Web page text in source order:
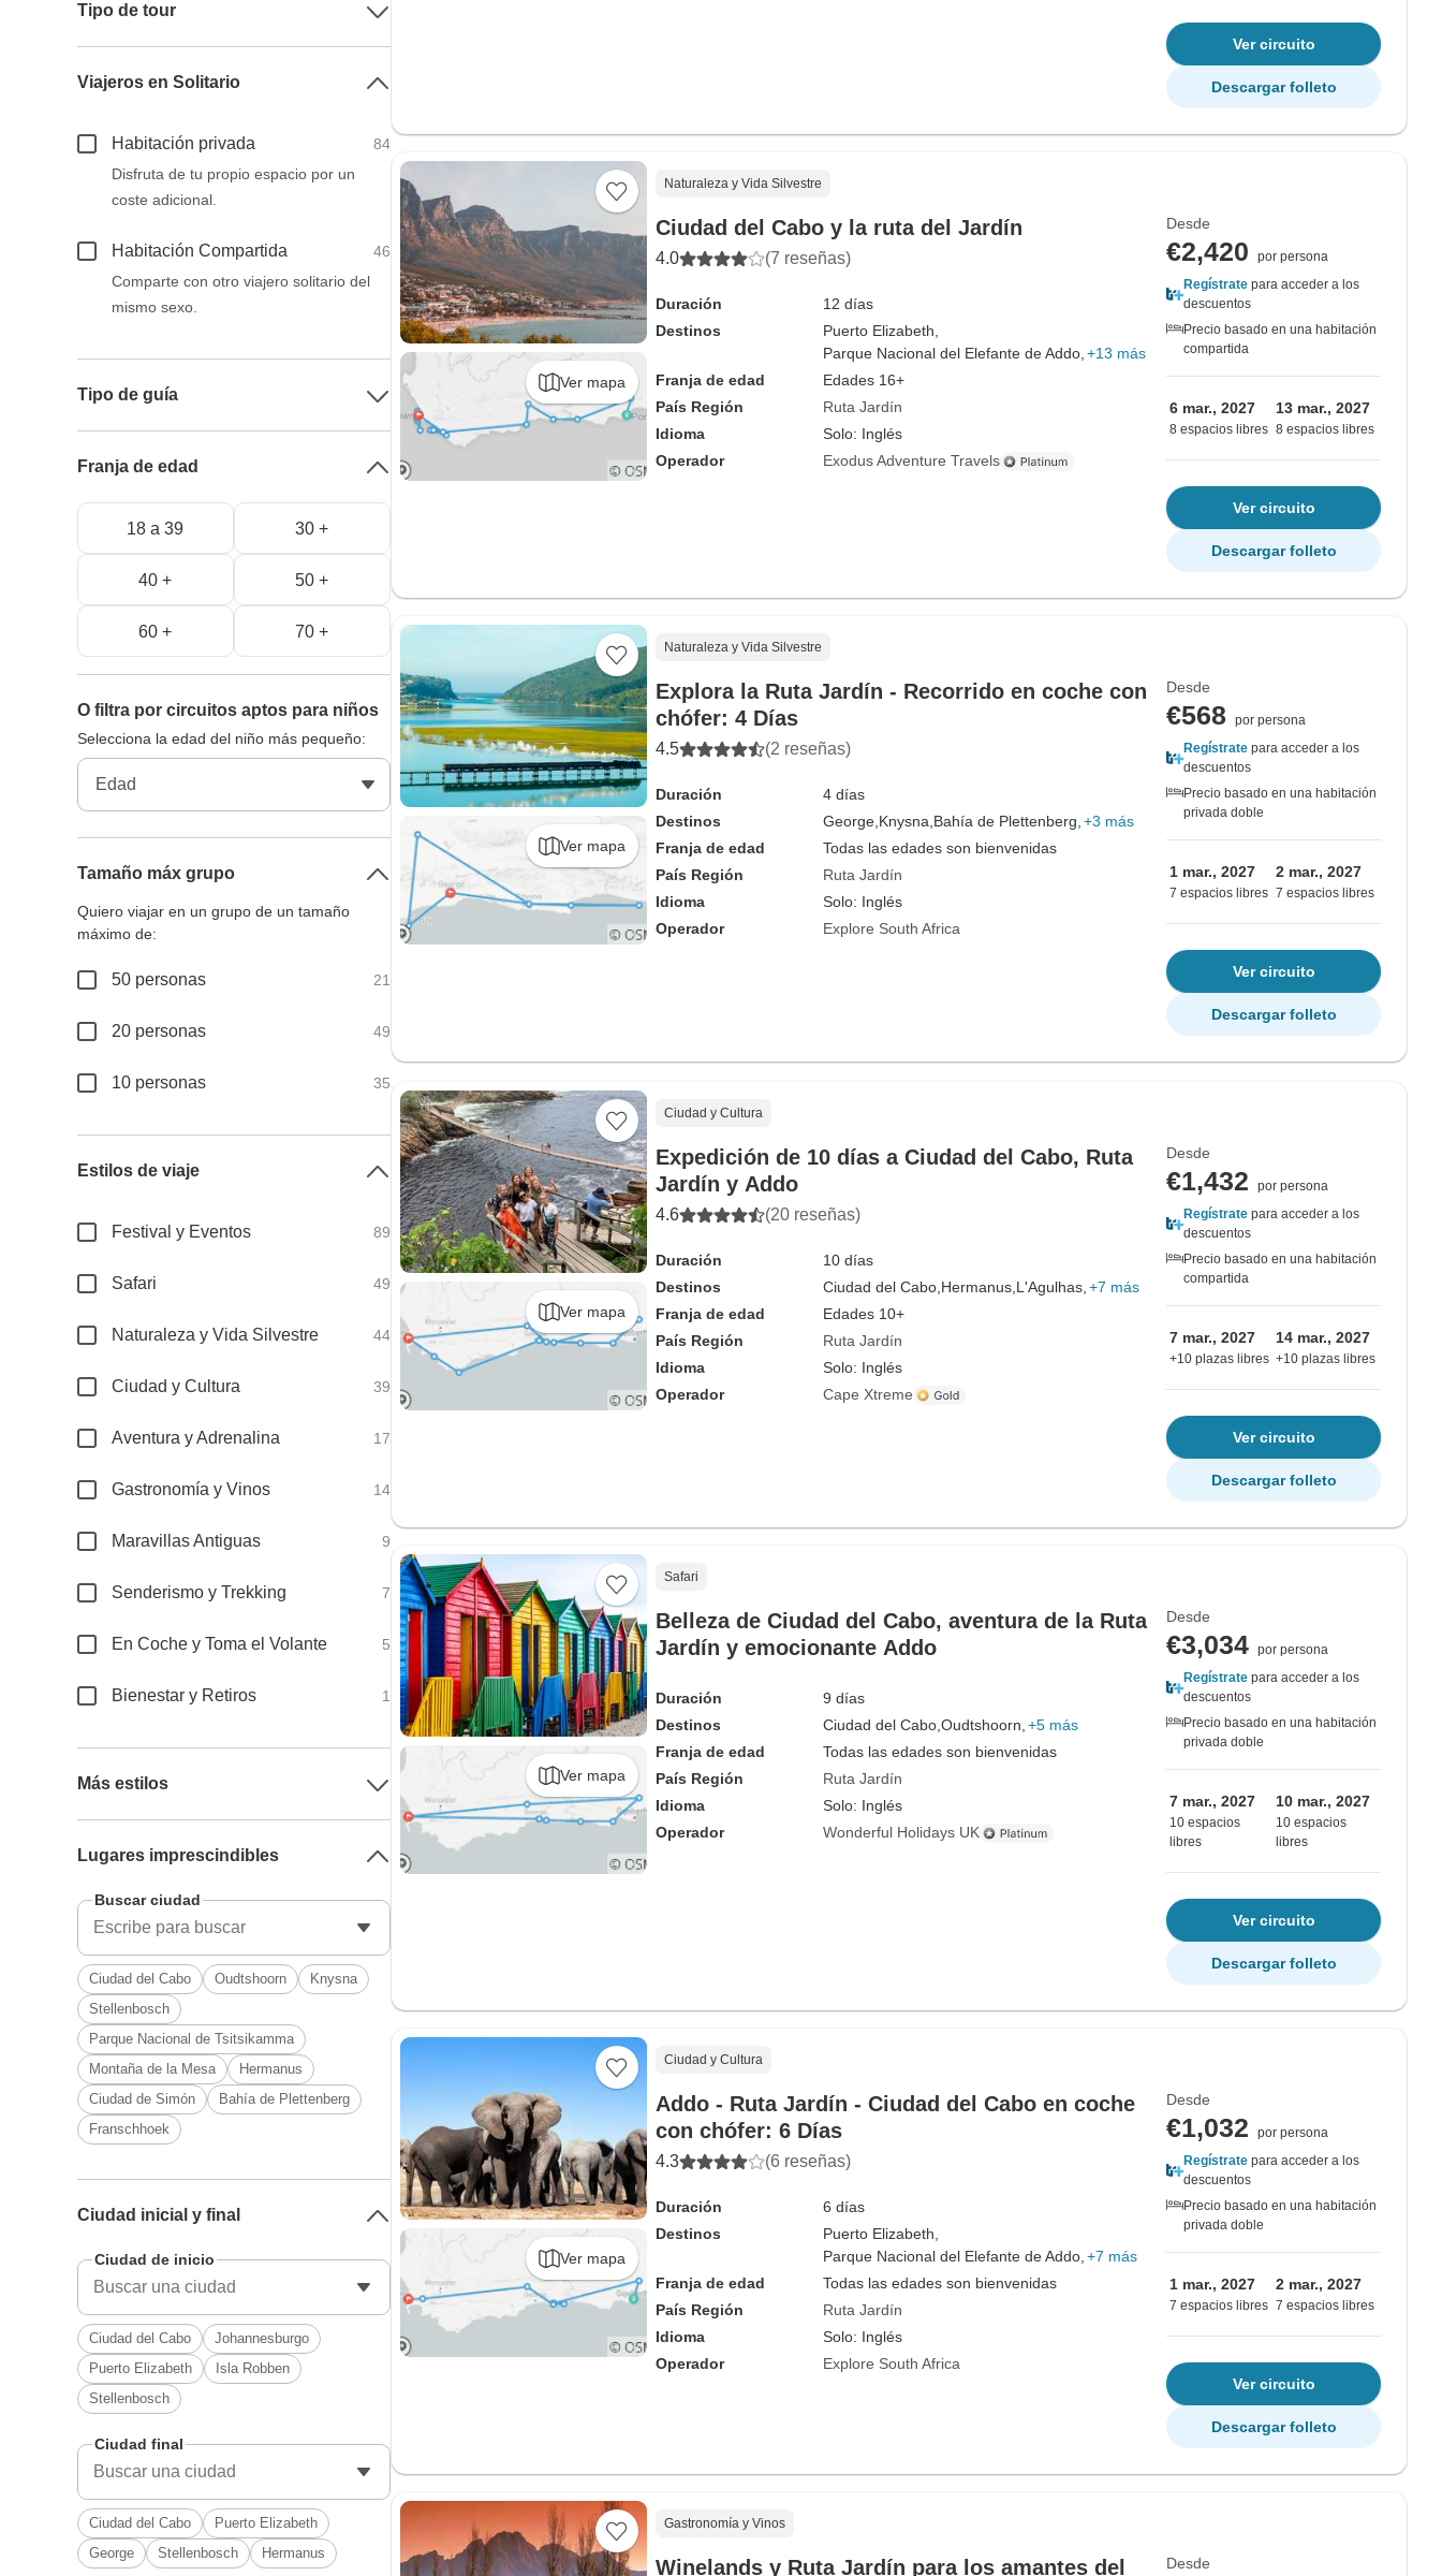
Ver circuito
Descargar folleto
Ver mapa
Naturaleza y Vida Silvestre
Ciudad del Cabo y la ruta del Jardín
4.0 (7 reseñas)
Duración
12 días
Destinos
Puerto Elizabeth,
Parque Nacional del Elefante de Addo, +13 más
Franja de edad
Edades 16+
País Región
Ruta Jardín
Idioma
Solo: Inglés
Operador
Exodus Adventure Travels
Desde
€2,420
por persona
Regístrate para acceder a los
descuentos
Precio basado en una habitación
compartida
6 mar., 2027
8 espacios libres
13 mar., 2027
8 espacios libres
Ver circuito
Descargar folleto
Ver mapa
Naturaleza y Vida Silvestre
Explora la Ruta Jardín - Recorrido en coche con
chófer: 4 Días
4.5 (2 reseñas)
Duración
4 días
Destinos
George, Knysna, Bahía de Plettenberg, +3 más
Franja de edad
Todas las edades son bienvenidas
País Región
Ruta Jardín
Idioma
Solo: Inglés
Operador
Explore South Africa
Desde
€568
por persona
Regístrate para acceder a los
descuentos
Precio basado en una habitación
privada doble
1 mar., 2027
7 espacios libres
2 mar., 2027
7 espacios libres
Ver circuito
Descargar folleto
Ver mapa
Ciudad y Cultura
Expedición de 10 días a Ciudad del Cabo, Ruta
Jardín y Addo
4.6 (20 reseñas)
Duración
10 días
Destinos
Ciudad del Cabo, Hermanus, L'Agulhas, +7 más
Franja de edad
Edades 10+
País Región
Ruta Jardín
Idioma
Solo: Inglés
Operador
Cape Xtreme
Desde
€1,432
por persona
Regístrate para acceder a los
descuentos
Precio basado en una habitación
compartida
7 mar., 2027
+10 plazas libres
14 mar., 2027
+10 plazas libres
Ver circuito
Descargar folleto
Ver mapa
Safari
Belleza de Ciudad del Cabo, aventura de la Ruta
Jardín y emocionante Addo
Duración
9 días
Destinos
Ciudad del Cabo, Oudtshoorn, +5 más
Franja de edad
Todas las edades son bienvenidas
País Región
Ruta Jardín
Idioma
Solo: Inglés
Operador
Wonderful Holidays UK
Desde
€3,034 por persona
Regístrate para acceder a los
descuentos
Precio basado en una habitación
privada doble
7 mar., 2027
10 espacios
libres
10 mar., 2027
10 espacios
libres
Ver circuito
Descargar folleto
Ver mapa
Ciudad y Cultura
Addo - Ruta Jardín - Ciudad del Cabo en coche
con chófer: 6 Días
4.3 (6 reseñas)
Duración
6 días
Destinos
Puerto Elizabeth,
Parque Nacional del Elefante de Addo, +7 más
Franja de edad
Todas las edades son bienvenidas
País Región
Ruta Jardín
Idioma
Solo: Inglés
Operador
Explore South Africa
Desde
€1,032
por persona
Regístrate para acceder a los
descuentos
Precio basado en una habitación
privada doble
1 mar., 2027
7 espacios libres
2 mar., 2027
7 espacios libres
Ver circuito
Descargar folleto
Gastronomía y Vinos
Winelands y Ruta Jardín para los amantes del Desde
Tipo de tour
Viajeros en Solitario
Habitación privada
84
Disfruta de tu propio espacio por un
coste adicional.
Habitación Compartida
46
Comparte con otro viajero solitario del
mismo sexo.
Tipo de guía
Franja de edad
18 a 39 30 +
40 + 50 +
60 + 70 +
O filtra por circuitos aptos para niños
Selecciona la edad del niño más pequeño:
Tamaño máx grupo
Quiero viajar en un grupo de un tamaño
máximo de:
50 personas 21
20 personas 49
10 personas 35
Estilos de viaje
Festival y Eventos 89
Safari 49
Naturaleza y Vida Silvestre 44
Ciudad y Cultura 39
Aventura y Adrenalina 17
Gastronomía y Vinos 14
Maravillas Antiguas 9
Senderismo y Trekking 7
En Coche y Toma el Volante 5
Bienestar y Retiros 1
Más estilos
Lugares imprescindibles
Buscar ciudad
Ciudad del Cabo Oudtshoorn
Knysna
Stellenbosch
Parque Nacional de Tsitsikamma
Montaña de la Mesa
Hermanus
Ciudad de Simón
Bahía de Plettenberg
Franschhoek
Ciudad inicial y final
Ciudad de inicio
Ciudad del Cabo
Johannesburgo
Puerto Elizabeth
Isla Robben
Stellenbosch
Ciudad final
Ciudad del Cabo
Puerto Elizabeth
George
Stellenbosch Hermanus